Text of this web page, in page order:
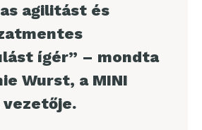
agilitást és
ígér” – mondta
Wurst, a MINI
vezetője.